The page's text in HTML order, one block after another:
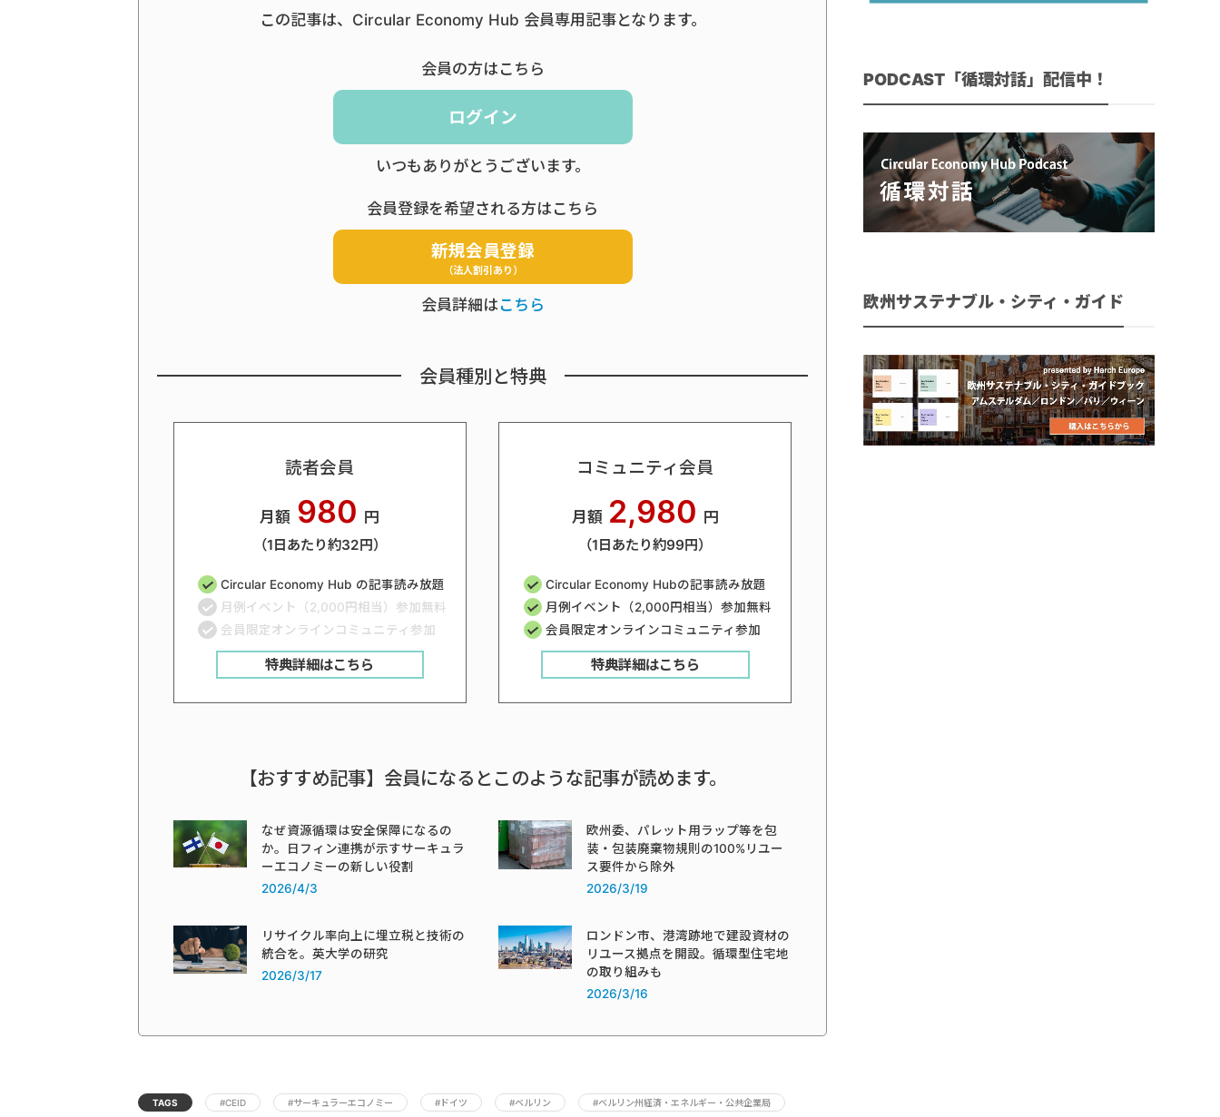
この記事は、Circular Economy Hub 会員専用記事となります。
会員の方はこちら
ログイン
いつもありがとうございます。
会員登録を希望される方はこちら
新規会員登録
（法人割引あり）
会員詳細はこちら
会員種別と特典
読者会員
月額 980 円
（1日あたり約32円）
Circular Economy Hub の記事読み放題
月例イベント（2,000円相当）参加無料
会員限定オンラインコミュニティ参加
特典詳細はこちら
コミュニティ会員
月額 2,980 円
（1日あたり約99円）
Circular Economy Hubの記事読み放題
月例イベント（2,000円相当）参加無料
会員限定オンラインコミュニティ参加
特典詳細はこちら
【おすすめ記事】会員になるとこのような記事が読めます。
なぜ資源循環は安全保障になるの
か。日フィン連携が示すサーキュラ
ーエコノミーの新しい役割
2026/4/3
欧州委、パレット用ラップ等を包
装・包装廃棄物規則の100%リユー
ス要件から除外
2026/3/19
リサイクル率向上に埋立税と技術の
統合を。英大学の研究
2026/3/17
ロンドン市、港湾跡地で建設資材の
リユース拠点を開設。循環型住宅地
の取り組みも
2026/3/16
TAGS #CEID #サーキュラーエコノミー #ドイツ #ベルリン #ベルリン州経済・エネルギー・公共企業局
PODCAST「循環対話」配信中！
欧州サステナブル・シティ・ガイド